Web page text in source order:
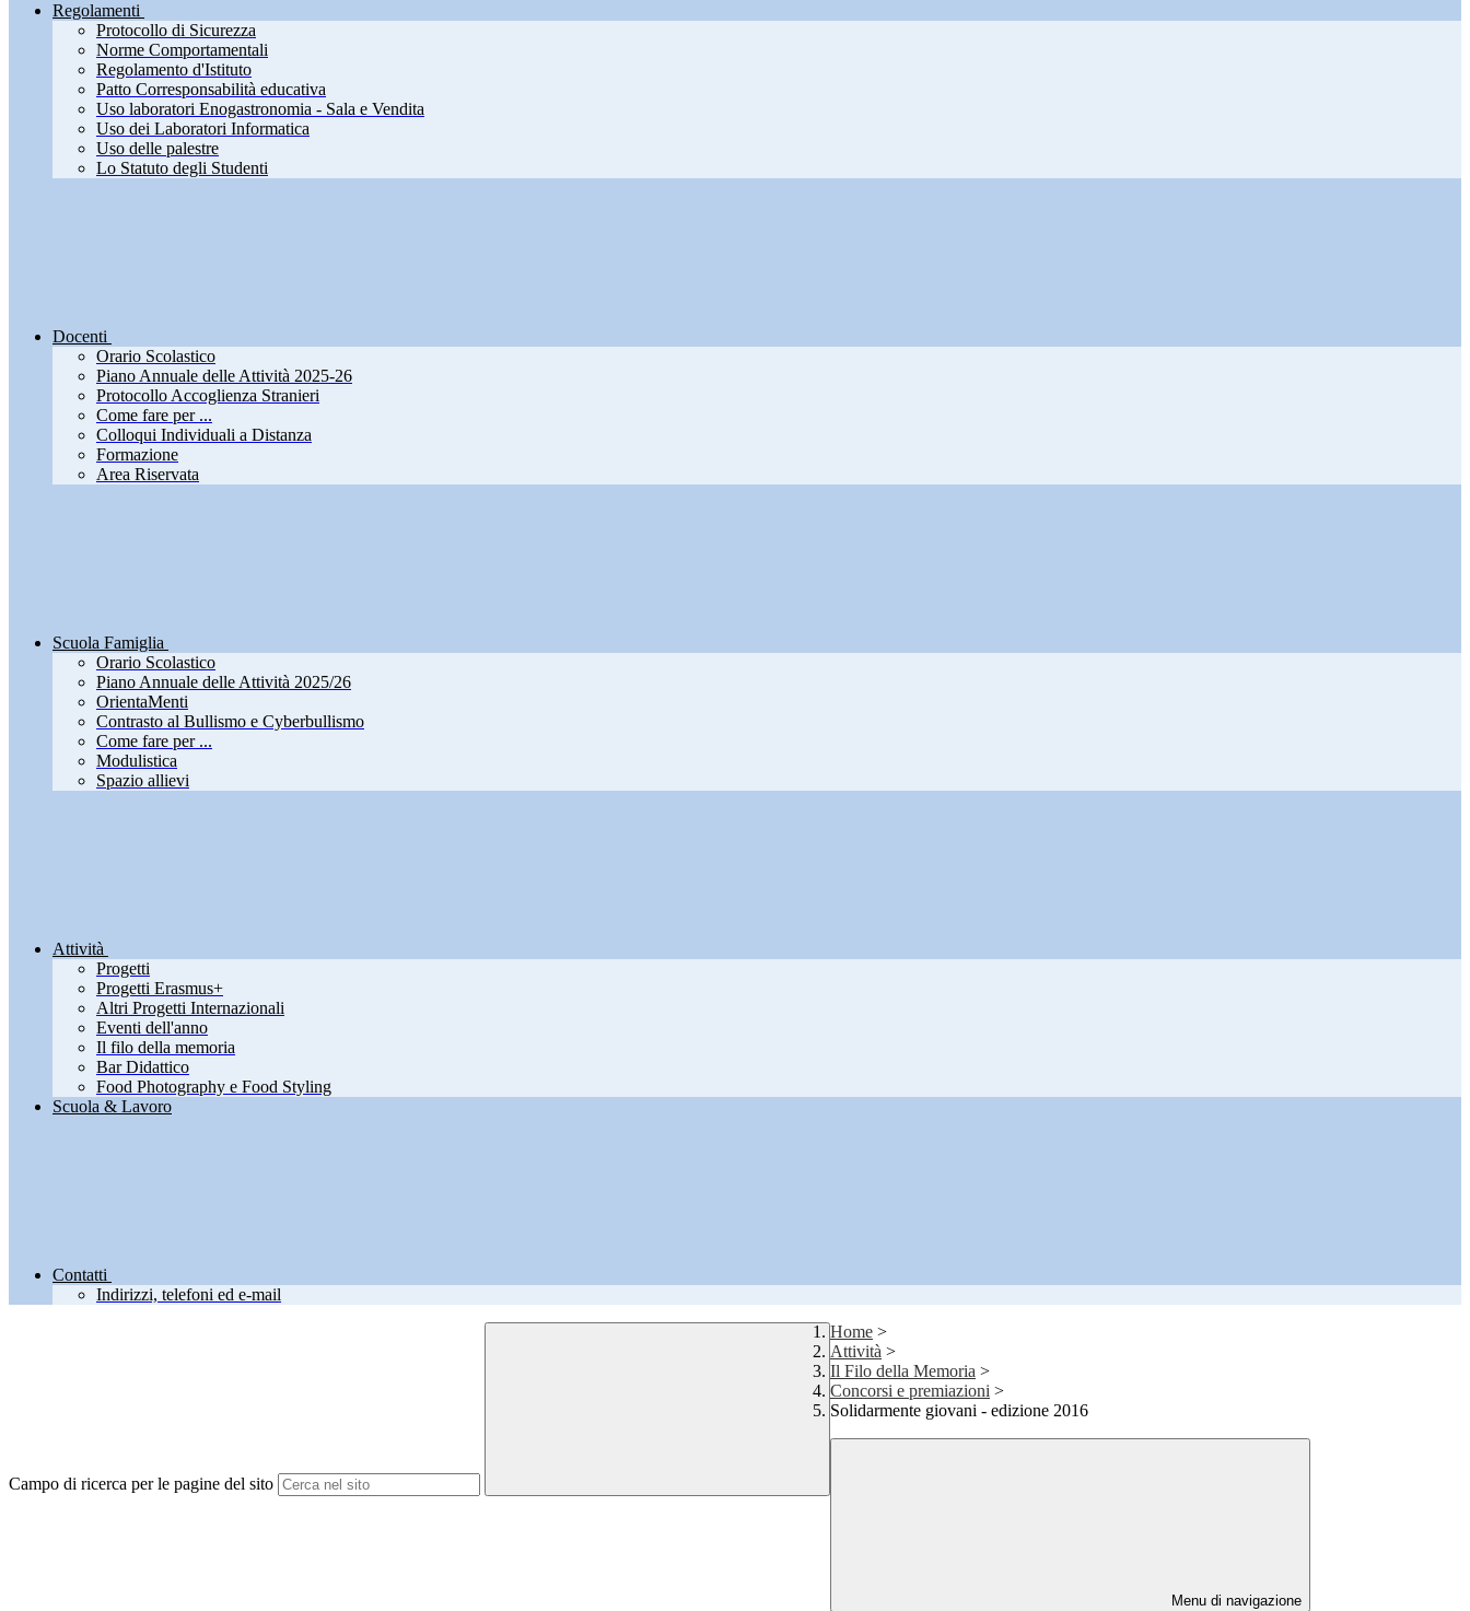
Regolamenti
Protocollo di Sicurezza
Norme Comportamentali
Regolamento d'Istituto
Patto Corresponsabilità educativa
Uso laboratori Enogastronomia - Sala e Vendita
Uso dei Laboratori Informatica
Uso delle palestre
Lo Statuto degli Studenti
Docenti
Orario Scolastico
Piano Annuale delle Attività 2025-26
Protocollo Accoglienza Stranieri
Come fare per ...
Colloqui Individuali a Distanza
Formazione
Area Riservata
Scuola Famiglia
Orario Scolastico
Piano Annuale delle Attività 2025/26
OrientaMenti
Contrasto al Bullismo e Cyberbullismo
Come fare per ...
Modulistica
Spazio allievi
Attività
Progetti
Progetti Erasmus+
Altri Progetti Internazionali
Eventi dell'anno
Il filo della memoria
Bar Didattico
Food Photography e Food Styling
Scuola & Lavoro
Contatti
Indirizzi, telefoni ed e-mail
Campo di ricerca per le pagine del sito
Home >
Attività >
Il Filo della Memoria >
Concorsi e premiazioni >
Solidarmente giovani - edizione 2016
Menu di navigazione